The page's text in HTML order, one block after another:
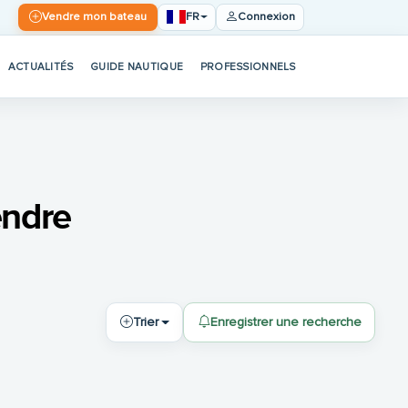
Vendre mon bateau FR Connexion
ACTUALITÉS GUIDE NAUTIQUE PROFESSIONNELS
Trier Enregistrer une recherche